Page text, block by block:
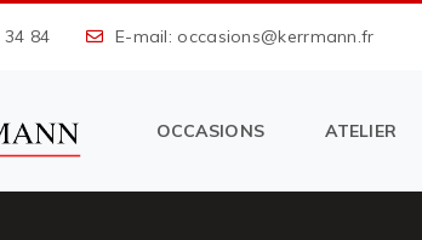
84 E-mail: occasions@kerrmann.fr
OCCASIONS ATELIER